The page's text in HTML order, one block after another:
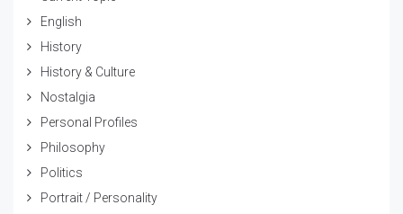
English
History
History & Culture
Nostalgia
Personal Profiles
Philosophy
Politics
Portrait / Personality